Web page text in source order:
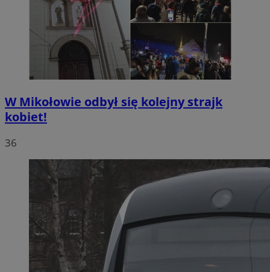
W Mikołowie odbył się kolejny strajk
kobiet!
36